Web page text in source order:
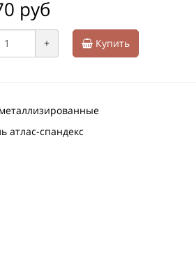
руб
+ Купить
атлас-спандекс